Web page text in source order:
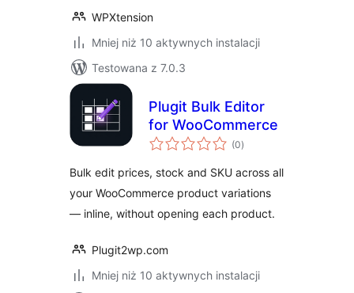
WPXtension
Mniej niż 10 aktywnych instalacji
Testowana z 7.0.3
Plugit Bulk Editor
for WooCommerce
(0wszystkich
ocen
)
Bulk edit prices, stock and SKU across all
your WooCommerce product variations
— inline, without opening each product.
Plugit2wp.com
Mniej niż 10 aktywnych instalacji